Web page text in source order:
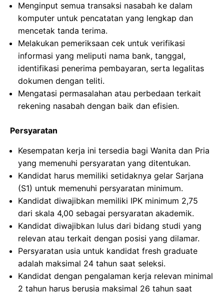
Menginput semua transaksi nasabah ke dalam
komputer untuk pencatatan yang lengkap dan
mencetak tanda terima.
Melakukan pemeriksaan cek untuk verifikasi
informasi yang meliputi nama bank, tanggal,
identifikasi penerima pembayaran, serta legalitas
dokumen dengan teliti.
Mengatasi permasalahan atau perbedaan terkait
rekening nasabah dengan baik dan efisien.
Persyaratan
Kesempatan kerja ini tersedia bagi Wanita dan Pria
yang memenuhi persyaratan yang ditentukan.
Kandidat harus memiliki setidaknya gelar Sarjana
(S1) untuk memenuhi persyaratan minimum.
Kandidat diwajibkan memiliki IPK minimum 2,75
dari skala 4,00 sebagai persyaratan akademik.
Kandidat diwajibkan lulus dari bidang studi yang
relevan atau terkait dengan posisi yang dilamar.
Persyaratan usia untuk kandidat fresh graduate
adalah maksimal 24 tahun saat seleksi.
Kandidat dengan pengalaman kerja relevan minimal
2 tahun harus berusia maksimal 26 tahun saat